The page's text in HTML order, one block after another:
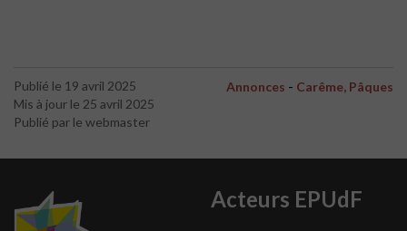
Publié le 19 avril 2025
Mis à jour le 25 avril 2025
Publié par le webmaster
Annonces - Carême, Pâques
Acteurs EPUdF